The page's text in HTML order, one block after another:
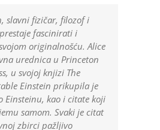
slavni fizičar, filozof i
fascinirati i
originalnošću. Alice
urednica u Princeton
u svojoj knjizi The
Einstein prikupila je
Einsteinu, kao i citate koji
samom. Svaki je citat
zbirci pažljivo